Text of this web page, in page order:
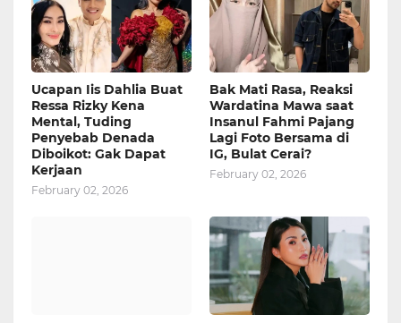
Ucapan Iis Dahlia Buat
Ressa Rizky Kena
Mental, Tuding
Penyebab Denada
Diboikot: Gak Dapat
Kerjaan
February 02, 2026
Bak Mati Rasa, Reaksi
Wardatina Mawa saat
Insanul Fahmi Pajang
Lagi Foto Bersama di
IG, Bulat Cerai?
February 02, 2026